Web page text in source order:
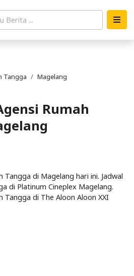
Tangga Magelang
Rumah
Tangga di Magelang hari ini. Jadwal
di Platinum Cineplex Magelang.
Tangga di The Aloon Aloon XXI